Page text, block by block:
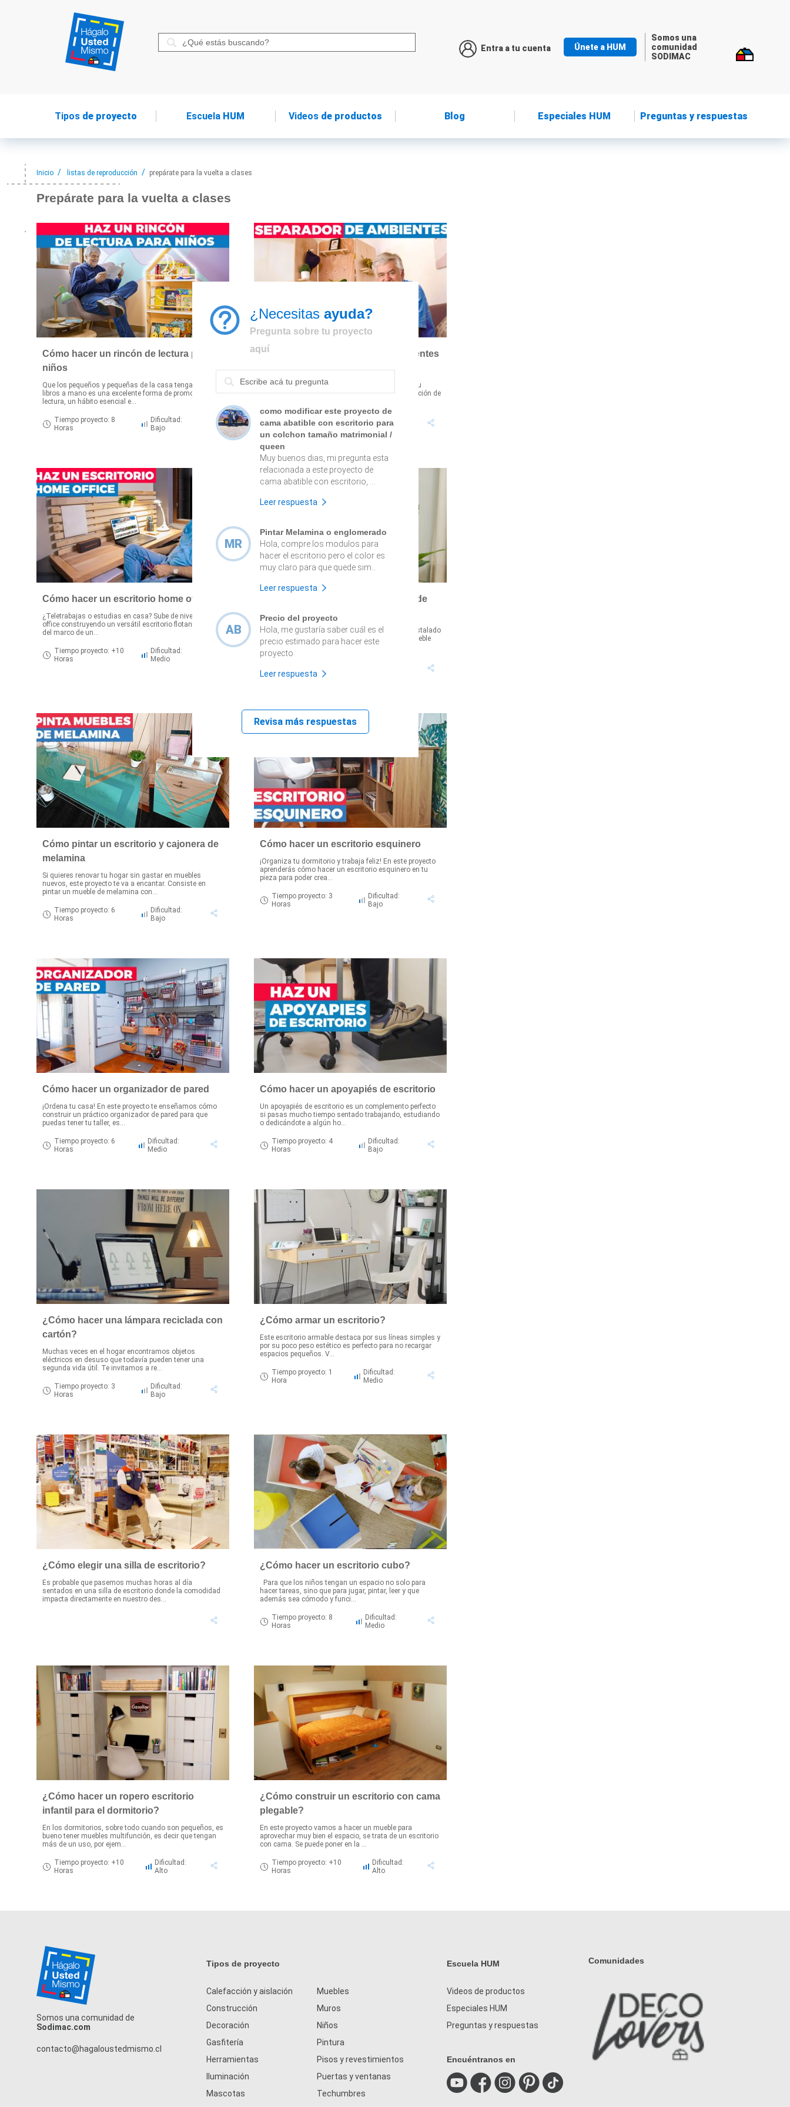
Entra a tu cuenta Únete a HUM
Somos una
comunidad
SODIMAC
Tipos de proyecto Escuela HUM Videosde productos Blog Especiales HUM Preguntas y respuestas
Inicio listas de reproducción prepárate para la vuelta a clases
Prepárate para la vuelta a clases
¿Necesitas ayuda?
Pregunta sobre tu proyecto
aquí
como modificar este proyecto de
cama abatible con escritorio para
un colchon tamaño matrimonial /
queen
Muy buenos dias, mi pregunta esta
relacionada a este proyecto de
cama abatible con escritorio, ...
Leer respuesta
MR
Pintar Melamina o englomerado
Hola, compre los modulos para
hacer el escritorio pero el color es
muy claro para que quede sim...
Leer respuesta
AB
Precio del proyecto
Hola, me gustaría saber cuál es el
precio estimado para hacer este
proyecto.
Leer respuesta
Revisa más respuestas
Cómo hacer un rincón de lectura para
niños
Que los pequeños y pequeñas de la casa tengan sus
libros a mano es una excelente forma de promover la
lectura, un hábito esencial e...
Tiempo proyecto: 8
Horas
Dificultad:
Bajo
Cómo hacer un separador de ambientes
de madera
Si no cuentas con una habitación completa para tu
home office, puedes delimitar y mejorar la disposición de
Tiempo proyecto: 5
Horas
Dificultad:
Medio
Cómo hacer un escritorio home office
¿Teletrabajas o estudias en casa? Sube de nivel tu home
office construyendo un versátil escritorio flotante a partir
del marco de un...
Tiempo proyecto: +10
Horas
Dificultad:
Medio
Cómo hacer un escritorio plegable de
pared
Muchas veces, y por falta de espacio, tenemos instalado
un escritorio en un dormitorio. Pero tanto este mueble
como la silla ocupan de...
Horas
Cómo pintar un escritorio y cajonera de
melamina
Si quieres renovar tu hogar sin gastar en muebles
nuevos, este proyecto te va a encantar. Consiste en
pintar un mueble de melamina con...
Tiempo proyecto: 6
Horas
Dificultad:
Bajo
Cómo hacer un escritorio esquinero
¡Organiza tu dormitorio y trabaja feliz! En este proyecto
aprenderás cómo hacer un escritorio esquinero en tu
pieza para poder crea...
Tiempo proyecto: 3
Horas
Dificultad:
Bajo
Cómo hacer un organizador de pared
¡Ordena tu casa! En este proyecto te enseñamos cómo
construir un práctico organizador de pared para que
puedas tener tu taller, es...
Tiempo proyecto: 6
Horas
Dificultad:
Medio
Cómo hacer un apoyapiés de escritorio
Un apoyapiés de escritorio es un complemento perfecto
si pasas mucho tiempo sentado trabajando, estudiando
o dedicándote a algún ho...
Tiempo proyecto: 4
Horas
Dificultad:
Bajo
¿Cómo hacer una lámpara reciclada con
cartón?
Muchas veces en el hogar encontramos objetos
eléctricos en desuso que todavía pueden tener una
segunda vida útil. Te invitamos a re...
Tiempo proyecto: 3
Horas
Dificultad:
Bajo
¿Cómo armar un escritorio?
Este escritorio armable destaca por sus líneas simples y
por su poco peso estético es perfecto para no recargar
espacios pequeños. V...
Tiempo proyecto: 1
Hora
Dificultad:
Medio
¿Cómo elegir una silla de escritorio?
Es probable que pasemos muchas horas al día
sentados en una silla de escritorio donde la comodidad
impacta directamente en nuestro des...
¿Cómo hacer un escritorio cubo?
Para que los niños tengan un espacio no solo para
hacer tareas, sino que para jugar, pintar, leer y que
además sea cómodo y funci...
Tiempo proyecto: 8
Horas
Dificultad:
Medio
¿Cómo hacer un ropero escritorio
infantil para el dormitorio?
En los dormitorios, sobre todo cuando son pequeños, es
bueno tener muebles multifunción, es decir que tengan
más de un uso, por ejem...
Tiempo proyecto: +10
Horas
Dificultad:
Alto
¿Cómo construir un escritorio con cama
plegable?
En este proyecto vamos a hacer un mueble para
aprovechar muy bien el espacio, se trata de un escritorio
con cama. Se puede poner en la ...
Tiempo proyecto: +10
Horas
Dificultad:
Alto
Somos una comunidad de
Sodimac.com
contacto@hagaloustedmismo.cl
Tipos de proyecto
Calefacción y aislación
Construcción
Decoración
Gasfitería
Herramientas
Iluminación
Mascotas
Muebles
Muros
Niños
Pintura
Pisos y revestimientos
Puertas y ventanas
Techumbres
Escuela HUM
Videos de productos
Especiales HUM
Preguntas y respuestas
Encuéntranos en
Comunidades